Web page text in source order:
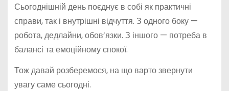
Сьогоднішній день поєднує в собі як практичні
справи, так і внутрішні відчуття. З одного боку —
робота, дедлайни, обов’язки. З іншого — потреба в
балансі та емоційному спокої.
Тож давай розберемося, на що варто звернути
увагу саме сьогодні.